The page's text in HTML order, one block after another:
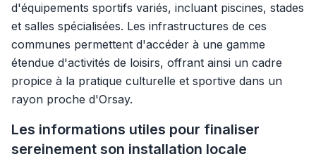
d'équipements sportifs variés, incluant piscines, stades
et salles spécialisées. Les infrastructures de ces
communes permettent d'accéder à une gamme
étendue d'activités de loisirs, offrant ainsi un cadre
propice à la pratique culturelle et sportive dans un
rayon proche d'Orsay.
Les informations utiles pour finaliser
sereinement son installation locale